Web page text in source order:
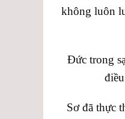
không luôn
Đức trong
Sơ đã thực